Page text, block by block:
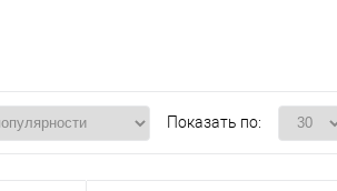
Показать по: